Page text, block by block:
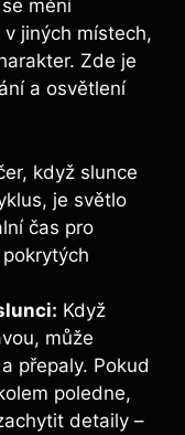
mění
jiných místech,
Zde je
a osvětlení
když slunce
je světlo
čas pro
Když
může
přepaly. Pokud
poledne,
detaily –